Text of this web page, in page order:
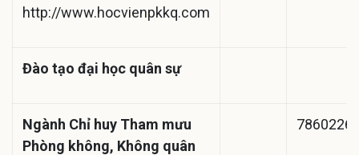
http://www.hocvienpkkq.com
Đào tạo đại học quân sự
Ngành Chỉ huy Tham mưu
Phòng không, Không quân
7860226